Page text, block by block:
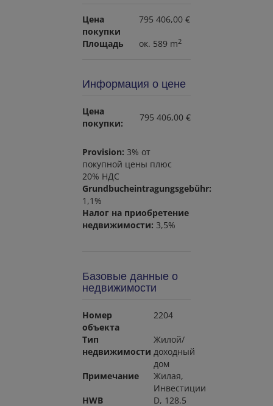
Цена
покупки
795 406,00 €
Площадь ок. 589 m2
Информация о цене
Цена
покупки:
795 406,00 €
Provision: 3% от
покупной цены плюс
20% НДС
Grundbucheintragungsgebühr:
1,1%
Налог на приобретение
недвижимости: 3,5%
Базовые данные о
недвижимости
Номер
объекта
2204
Тип
недвижимости
Жилой/
доходный
дом
Примечание
Жилая
Инвестиции
HWB
D, 128.5